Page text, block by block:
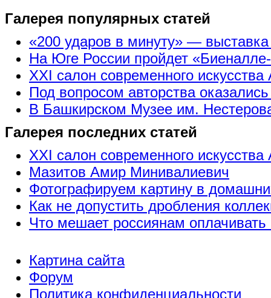
Галерея популярных статей
«200 ударов в минуту» —
На Юге России пройдет
XXI салон современного искусства
Под вопросом авторства
В Башкирском Музее им.
Галерея последних статей
XXI салон современного искусства
Мазитов Амир Минивалиевич
Фотографируем картину в
Как не допустить дробления
Что мешает россиянам
Картина сайта
Форум
Политика конфиденциальности